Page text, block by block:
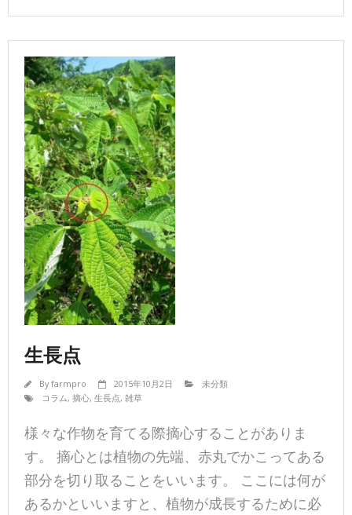
生長点
Byfarmpro 2015年10月2日
未分類
コラム, 摘心, 生長点, 雑草
様々な作物を育てる際摘心することがありま
す。 摘心とは植物の先端、赤丸でかこってある
部分を切り取ることをいいます。 ここには何が
あるかといいますと、植物が成長するために必